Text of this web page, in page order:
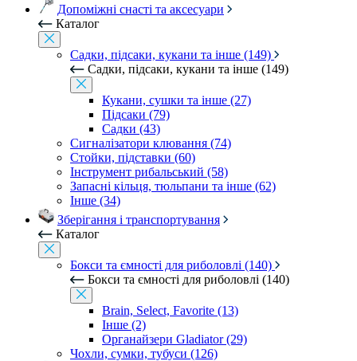
Допоміжні снасті та аксесуари
Каталог
Садки, підсаки, кукани та інше (149)
Садки, підсаки, кукани та інше (149)
Кукани, сушки та інше (27)
Підсаки (79)
Садки (43)
Сигналізатори клювання (74)
Стойки, підставки (60)
Інструмент рибальський (58)
Запасні кільця, тюльпани та інше (62)
Інше (34)
Зберігання і транспортування
Каталог
Бокси та ємності для риболовлі (140)
Бокси та ємності для риболовлі (140)
Brain, Select, Favorite (13)
Інше (2)
Органайзери Gladiator (29)
Чохли, сумки, тубуси (126)